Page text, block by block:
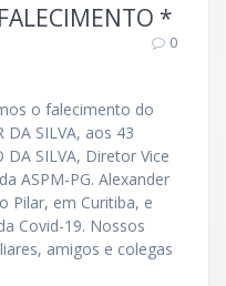
*
0
o falecimento do
DA SILVA, aos 43
DA SILVA, Diretor Vice
ASPM-PG. Alexander
Pilar, em Curitiba, e
Covid-19. Nossos
amigos e colegas